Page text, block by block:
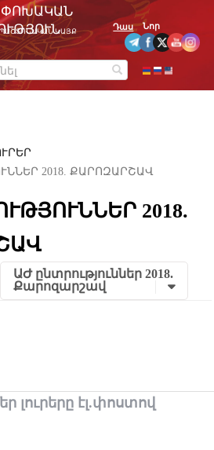
ՊԱՇՏՈՆԱԿԱՆ ԿԱՅՔ
Դաս Նոր
2018. ՔԱՐՈԶԱՐՇԱՎ
2018.
ԱԺ ընտրություններ 2018.
Քարոզարշավ
լուրերը էլ.փոստով